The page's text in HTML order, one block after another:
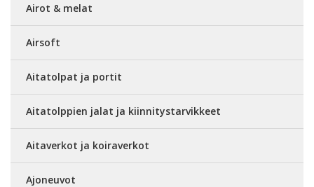
Airot & melat
Airsoft
Aitatolpat ja portit
Aitatolppien jalat ja kiinnitystarvikkeet
Aitaverkot ja koiraverkot
Ajoneuvot